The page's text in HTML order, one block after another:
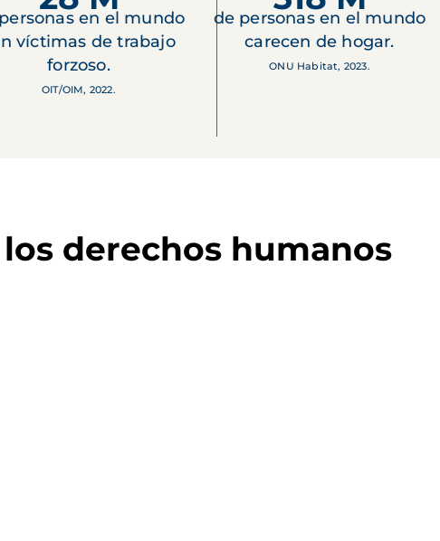
en el mundo
víctimas de trabajo
forzoso.
OIT/OIM, 2022.
de personas en el mundo
carecen de hogar.
ONU Habitat, 2023.
derechos humanos